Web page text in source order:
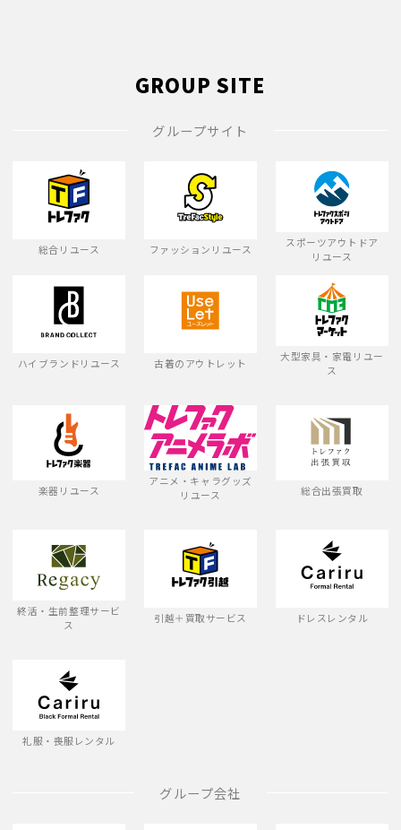
GROUP SITE
グループサイト
総合リユース ファッションリユース
スポーツアウトドア
リユース
ハイブランドリユース 古着のアウトレット
大型家具・家電リユー
ス
楽器リユース
アニメ・キャラグッズ
リユース
総合出張買取
終活・生前整理サービ
ス
引越＋買取サービス ドレスレンタル
礼服・喪服レンタル
グループ会社